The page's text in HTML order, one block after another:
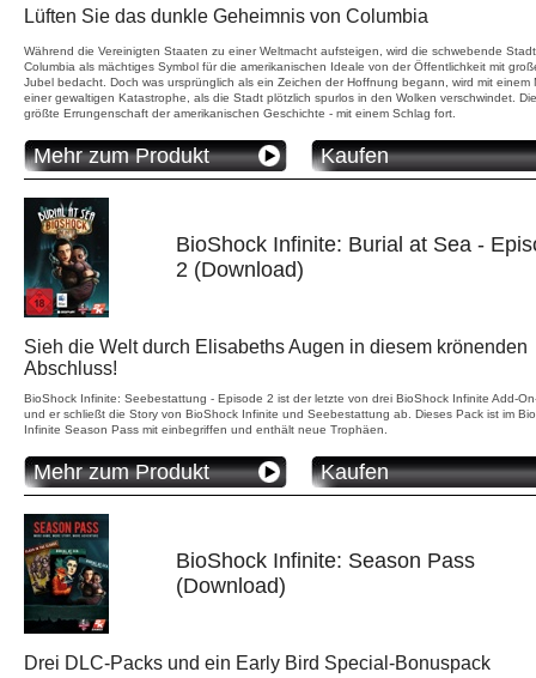
Lüften Sie das dunkle Geheimnis von Columbia
Während die Vereinigten Staaten zu einer Weltmacht aufsteigen, wird die schwebende Stadt
Columbia als mächtiges Symbol für die amerikanischen Ideale von der Öffentlichkeit mit
Jubel bedacht. Doch was ursprünglich als ein Zeichen der Hoffnung begann, wird mit einem
einer gewaltigen Katastrophe, als die Stadt plötzlich spurlos in den Wolken verschwindet. Die
größte Errungenschaft der amerikanischen Geschichte - mit einem Schlag fort.
Mehr zum Produkt Kaufen
BioShock Infinite: Burial at Sea -
2 (Download)
Sieh die Welt durch Elisabeths Augen in diesem krönenden
Abschluss!
BioShock Infinite: Seebestattung - Episode 2 ist der letzte von drei BioShock Infinite Add-
und er schließt die Story von BioShock Infinite und Seebestattung ab. Dieses Pack ist im
Infinite Season Pass mit einbegriffen und enthält neue Trophäen.
Mehr zum Produkt Kaufen
BioShock Infinite: Season Pass
(Download)
Drei DLC-Packs und ein Early Bird Special-Bonuspack